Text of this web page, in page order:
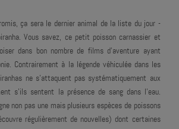
ça sera le dernier animal de la liste du jour -
Vous savez, ce petit poisson carnassier et
dans bon nombre de films d'aventure ayant
Contrairement à la légende véhiculée dans les
ne s'attaquent pas systématiquement aux
s'ils sentent la présence de sang dans l'eau.
non pas une mais plusieurs espèces de poissons
régulièrement de nouvelles) dont certaines